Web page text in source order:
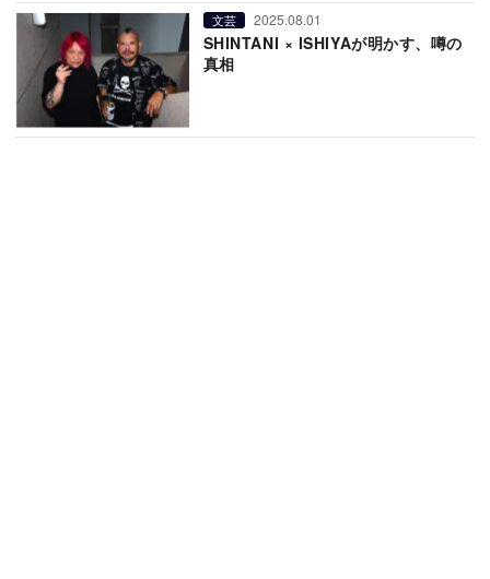
文芸 2025.08.01
SHINTANI × ISHIYAが明かす、噂の
真相